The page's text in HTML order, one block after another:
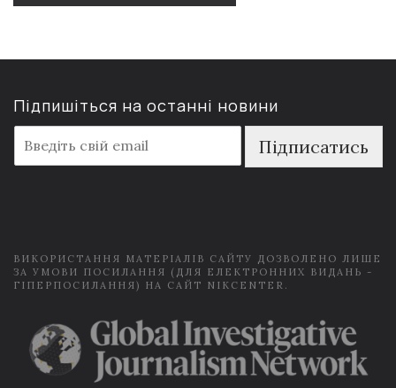
Підпишіться на останні новини
m
a
Підписатись
ВИКОРИСТАННЯ МАТЕРІАЛІВ САЙТУ ДОЗВОЛЕНО ЛИШЕ
ЗА УМОВИ ПОСИЛАННЯ (ДЛЯ ЕЛЕКТРОННИХ ВИДАНЬ -
ГІПЕРПОСИЛАННЯ) НА САЙТ NIKCENTER.